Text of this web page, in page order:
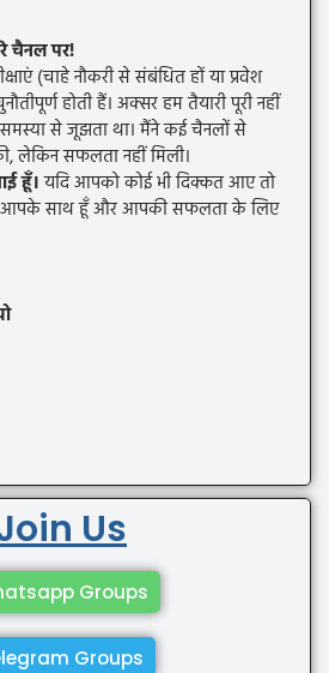
चैनल पर!
(चाहे नौकरी से संबंधित हों या प्रवेश
होती हैं। अक्सर हम तैयारी पूरी नहीं
से जूझता था। मैंने कई चैनलों से
लेकिन सफलता नहीं मिली।
हूँ।यदि आपको कोई भी दिक्कत आए तो
आपके साथ हूँ और आपकी सफलता के लिए
Us
Groups
Groups